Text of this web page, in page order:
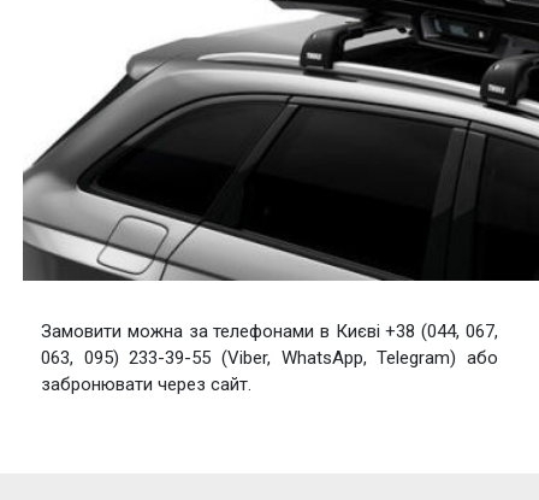
Замовити можна за телефонами в Києві +38 (044, 067,
063, 095) 233-39-55 (Viber, WhatsApp, Telegram) або
забронювати через сайт.